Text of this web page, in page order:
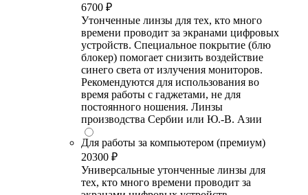
6700 ₽
Утонченные линзы для тех, кто много
времени проводит за экранами цифровых
устройств. Специальное покрытие (блю
блокер) помогает снизить воздействие
синего света от излучения мониторов.
Рекомендуются для использования во
время работы с гаджетами, не для
постоянного ношения. Линзы
производства Сербии или Ю.-В. Азии
Для работы за компьютером (премиум)
20300 ₽
Универсальные утонченные линзы для
тех, кто много времени проводит за